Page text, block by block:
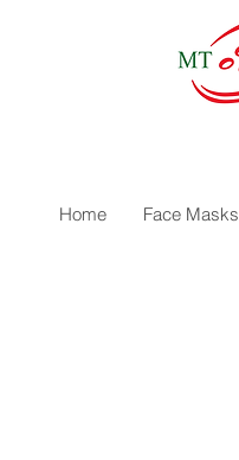
Home Face Masks